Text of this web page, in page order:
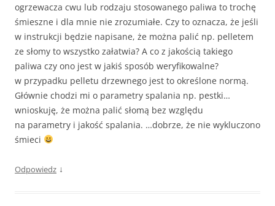
ogrzewacza cwu lub rodzaju stosowanego paliwa to trochę
śmieszne i dla mnie nie zrozumiałe. Czy to oznacza, że jeśli
w instrukcji będzie napisane, że można palić np. pelletem
ze słomy to wszystko załatwia? A co z jakością takiego
paliwa czy ono jest w jakiś sposób weryfikowalne?
w przypadku pelletu drzewnego jest to określone normą.
Głównie chodzi mi o parametry spalania np. pestki…
wnioskuję, że można palić słomą bez względu
na parametry i jakość spalania. …dobrze, że nie wykluczono
śmieci
Odpowiedz ↓